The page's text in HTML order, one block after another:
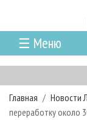
☰ Меню
ГЛАВНАЯ
РУБРИКИ И ТЕМЫ
РУБРИКИ
НОВОСТИ
Главная Новости
переработку около